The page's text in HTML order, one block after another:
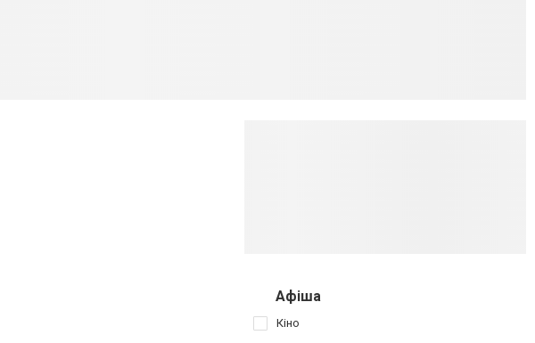
Афіша
Кіно